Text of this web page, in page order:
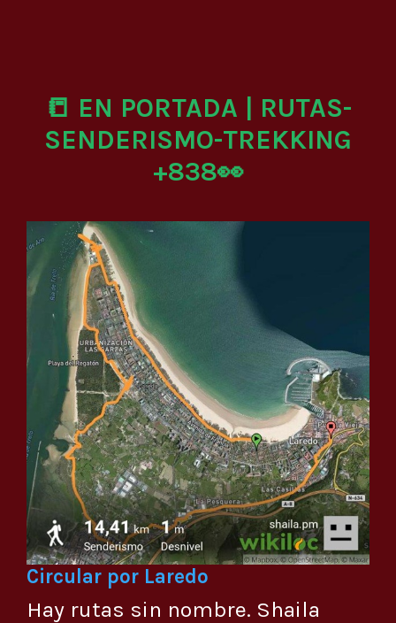
📒 EN PORTADA | RUTAS-
SENDERISMO-TREKKING
+838👀
Circular por Laredo
Hay rutas sin nombre. Shaila